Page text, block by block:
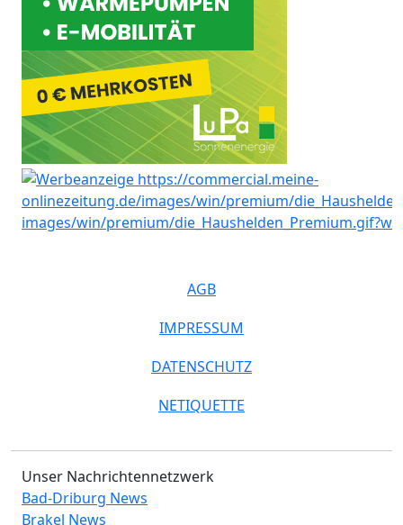
AGB
IMPRESSUM
DATENSCHUTZ
NETIQUETTE
Unser Nachrichtennetzwerk
Bad-Driburg News
Brakel News